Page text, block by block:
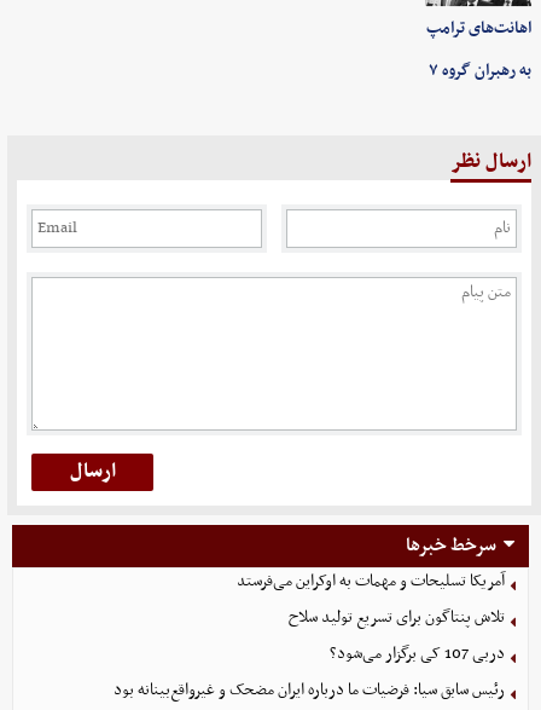
اهانت‌های ترامپ
به رهبران گروه ۷
ارسال نظر
سرخط خبرها
آمریکا تسلیحات و مهمات به اوکراین می‌فرستد
تلاش پنتاگون برای تسریع تولید سلاح
دربی 107 کی برگزار می‌شود؟
رئیس سابق سیا: فرضیات ما درباره ایران مضحک و غیرواقع‌بینانه بود